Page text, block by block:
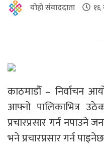
योहो संवाददाता
काठमाडौँ – निर्वाचन
आफ्नो पालिकाभित्र
प्रचारप्रसार गर्न नपाउने
भने प्रचारप्रसार गर्न